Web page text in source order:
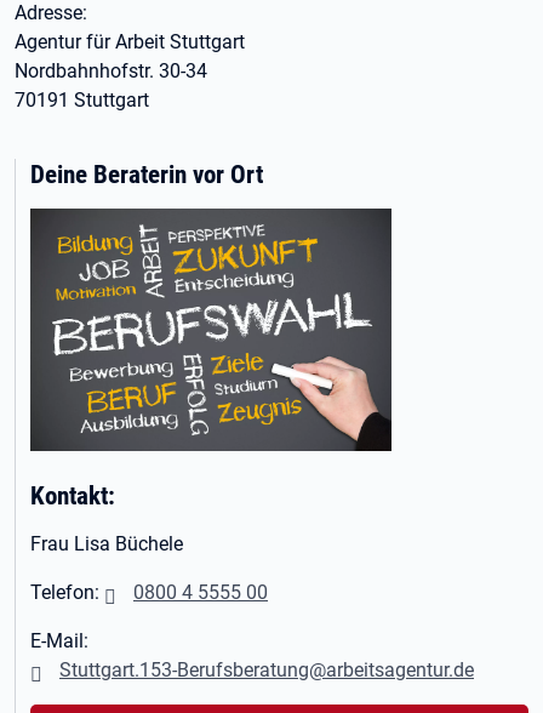
Adresse:
Agentur für Arbeit Stuttgart
Nordbahnhofstr. 30-34
70191 Stuttgart
Deine Beraterin vor Ort
Kontakt:
Frau Lisa Büchele
Telefon: 0800 4 5555 00
E-Mail:
Stuttgart.153-Berufsberatung@arbeitsagentur.de